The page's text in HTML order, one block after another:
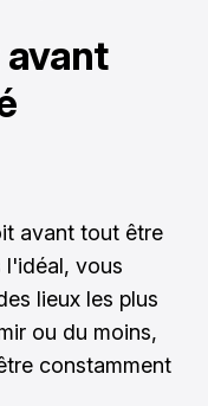
avant
avant tout être
l'idéal, vous
lieux les plus
ou du moins,
constamment